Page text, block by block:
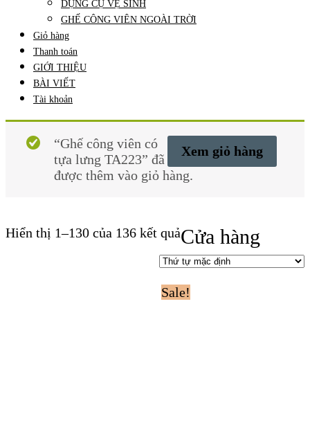
DỤNG CỤ VỆ SINH
GHẾ CÔNG VIÊN NGOÀI TRỜI
Giỏ hàng
Thanh toán
GIỚI THIỆU
BÀI VIẾT
Tài khoản
Xem giỏ hàng
“Ghế công viên có
tựa lưng TA223” đã
được thêm vào giỏ hàng.
Hiển thị 1–130 của 136 kết quảCửa hàng
Sale!